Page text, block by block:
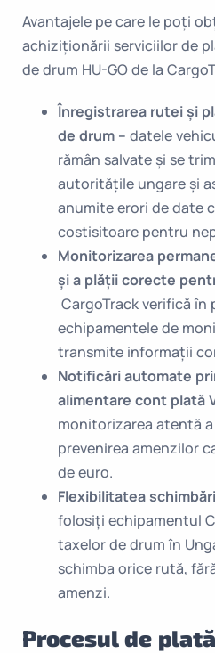
Avantajele pe care le poți
achiziționării serviciilor de
de drum HU-GO de la
Înregistrarea rutei și
de drum – datele
rămân salvate și se
autoritățile ungare și
anumite erori de date
costisitoare pentru
Monitorizarea
și a plății corecte
CargoTrack verifică în
echipamentele de
transmite informații
Notificări automate
alimentare cont plată
monitorizarea atentă
prevenirea amenzilor
de euro.
Flexibilitatea
folosiți echipamentul
taxelor de drum în
schimba orice rută,
amenzi.
Procesul de